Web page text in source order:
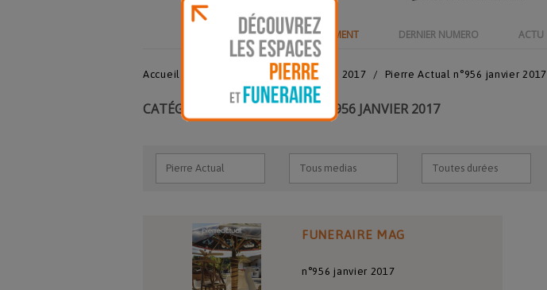
ABONNEMENT DERNIER NUMERO ACTU
Accueil 148.Archives de la pierre 2017 Pierre Actual n°956 janvier 2017
CATÉGORIE : PIERRE ACTUAL N°956 JANVIER 2017
FUNERAIRE MAG
n°956 janvier 2017